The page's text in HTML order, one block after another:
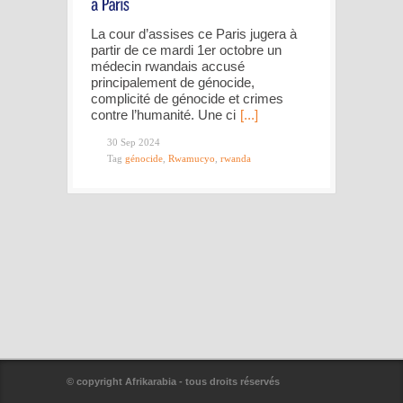
La cour d’assises ce Paris jugera à
partir de ce mardi 1er octobre un
médecin rwandais accusé
principalement de génocide,
complicité de génocide et crimes
contre l’humanité. Une ci [...]
30 Sep 2024
Tag génocide Rwamucyo rwanda
© copyright Afrikarabia - tous droits réservés